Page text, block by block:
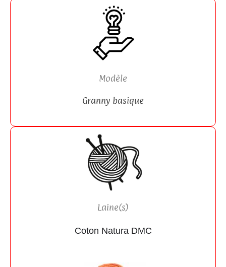
Modèle
Granny basique
Laine(s)
Coton Natura DMC